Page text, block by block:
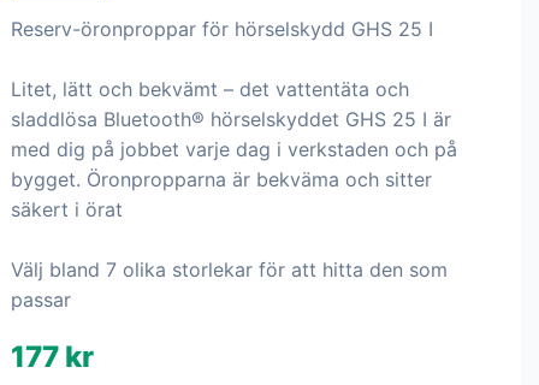
Reserv-öronproppar för hörselskydd GHS 25 I
Litet, lätt och bekvämt – det vattentäta och
sladdlösa Bluetooth® hörselskyddet GHS 25 I är
med dig på jobbet varje dag i verkstaden och på
bygget. Öronpropparna är bekväma och sitter
säkert i örat
Välj bland 7 olika storlekar för att hitta den som
passar
177 kr